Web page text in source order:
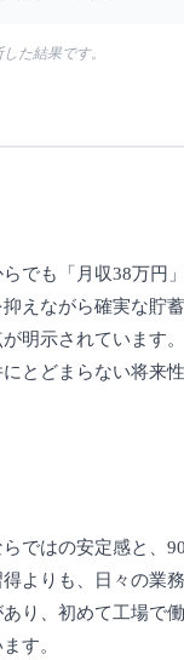
た結果です。
でも「月収38万円
えながら確実な貯
明示されています
とどまらない将来
ではの安定感と、
よりも、日々の業
り、初めて工場で
す。